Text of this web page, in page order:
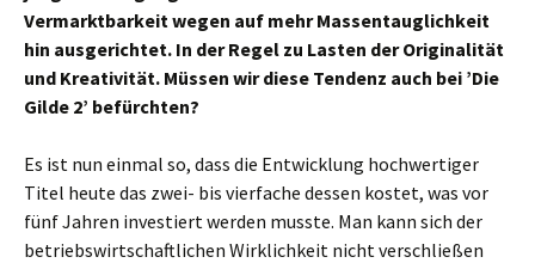
Vermarktbarkeit wegen auf mehr Massentauglichkeit
hin ausgerichtet. In der Regel zu Lasten der Originalität
und Kreativität. Müssen wir diese Tendenz auch bei ’Die
Gilde 2’ befürchten?
Es ist nun einmal so, dass die Entwicklung hochwertiger
Titel heute das zwei- bis vierfache dessen kostet, was vor
fünf Jahren investiert werden musste. Man kann sich der
betriebswirtschaftlichen Wirklichkeit nicht verschließen